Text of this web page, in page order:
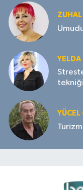
ZUHAL
YELDA
tekniği
YÜCEL